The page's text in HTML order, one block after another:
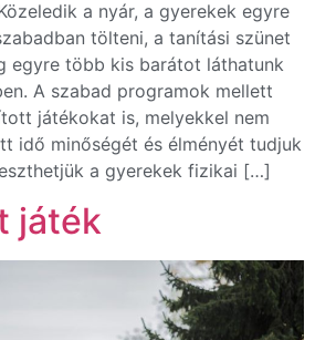
a nyár, a gyerekek egyre
tölteni, a tanítási szünet
egyre több kis barátot láthatunk
A szabad programok mellett
játékokat is, melyekkel nem
idő minőségét és élményét tudjuk
a gyerekek fizikai […]
játék